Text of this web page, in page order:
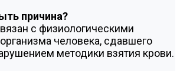
причина?
с физиологическими
человека, сдавшего
методики взятия крови.